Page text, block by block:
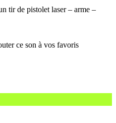
tir de pistolet laser – arme –